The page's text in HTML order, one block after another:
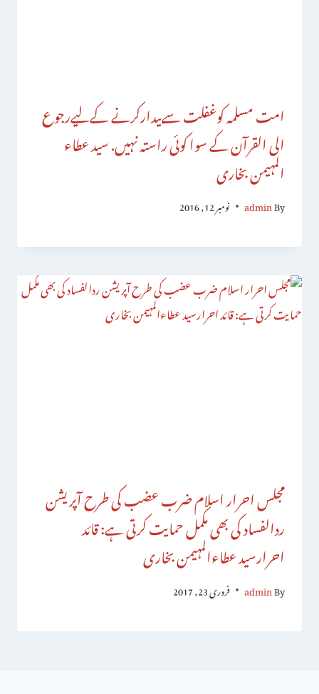
امت مسلمہ کوغفلت سےبیدارکرنے کےلیےرجوع
الی القرآن کے سوا کوئی راستہ نہیں. سید عطاء
المہیمن بخاری
By
admin نومبر 12, 2016
مجلس احرار اسلام ضرب عضب کی طرح آپریشن
ردالفساد کی بھی مکمل حمایت کرتی ہے: قائد
احرارسید عطاءالمہیمن بخاری
By
admin فروری 23, 2017